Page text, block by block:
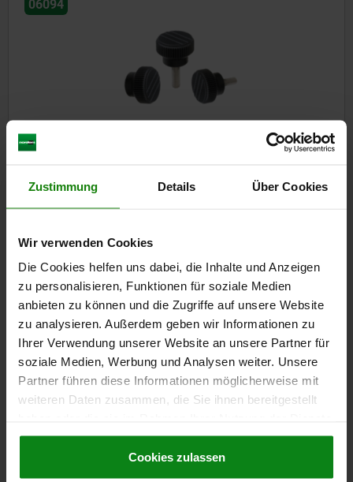
Zustimmung Details Über Cookies
Wir verwenden Cookies
Die Cookies helfen uns dabei, die Inhalte und Anzeigen
zu personalisieren, Funktionen für soziale Medien
anbieten zu können und die Zugriffe auf unsere Website
zu analysieren. Außerdem geben wir Informationen zu
Ihrer Verwendung unserer Website an unsere Partner für
soziale Medien, Werbung und Analysen weiter. Unsere
Partner führen diese Informationen möglicherweise mit
weiteren Daten zusammen, die Sie ihnen bereitgestellt
gesammelt haben.Cookie Richtlinien
Datenschutz|AGB
Cookies zulassen
06094
Rändelknöpfe Kunststoff, schwarzgrau
ab0,94 €
06094